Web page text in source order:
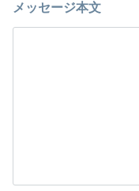
メッセージ本文